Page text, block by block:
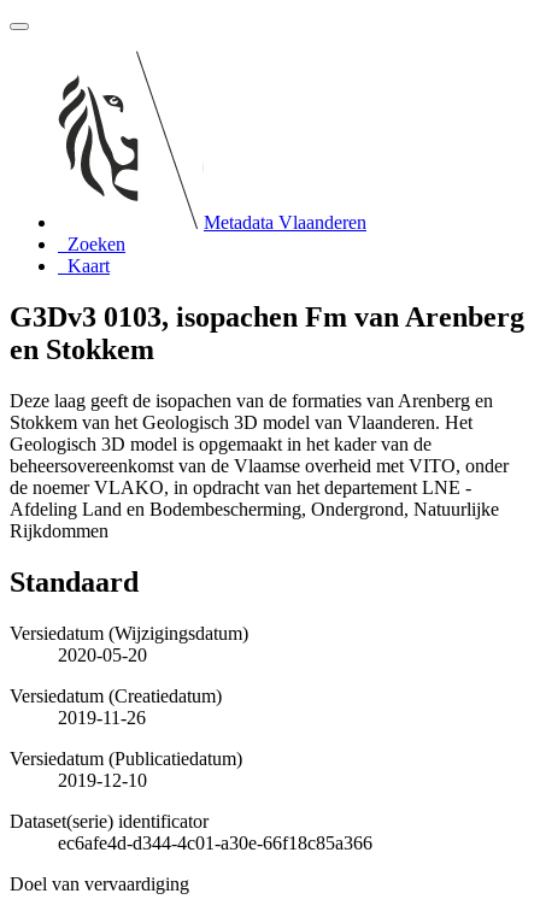
Metadata Vlaanderen
Zoeken
Kaart
G3Dv3 0103, isopachen Fm van Arenberg
en Stokkem
Deze laag geeft de isopachen van de formaties van Arenberg en
Stokkem van het Geologisch 3D model van Vlaanderen. Het
Geologisch 3D model is opgemaakt in het kader van de
beheersovereenkomst van de Vlaamse overheid met VITO, onder
de noemer VLAKO, in opdracht van het departement LNE -
Afdeling Land en Bodembescherming, Ondergrond, Natuurlijke
Rijkdommen
Standaard
Versiedatum (Wijzigingsdatum)
2020-05-20
Versiedatum (Creatiedatum)
2019-11-26
Versiedatum (Publicatiedatum)
2019-12-10
Dataset(serie) identificator
ec6afe4d-d344-4c01-a30e-66f18c85a366
Doel van vervaardiging